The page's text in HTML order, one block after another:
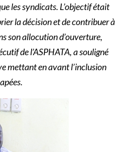
les syndicats. L’objectif était
la décision et de contribuer à
son allocution d’ouverture,
de l’ASPHATA, a souligné
mettant en avant l’inclusion